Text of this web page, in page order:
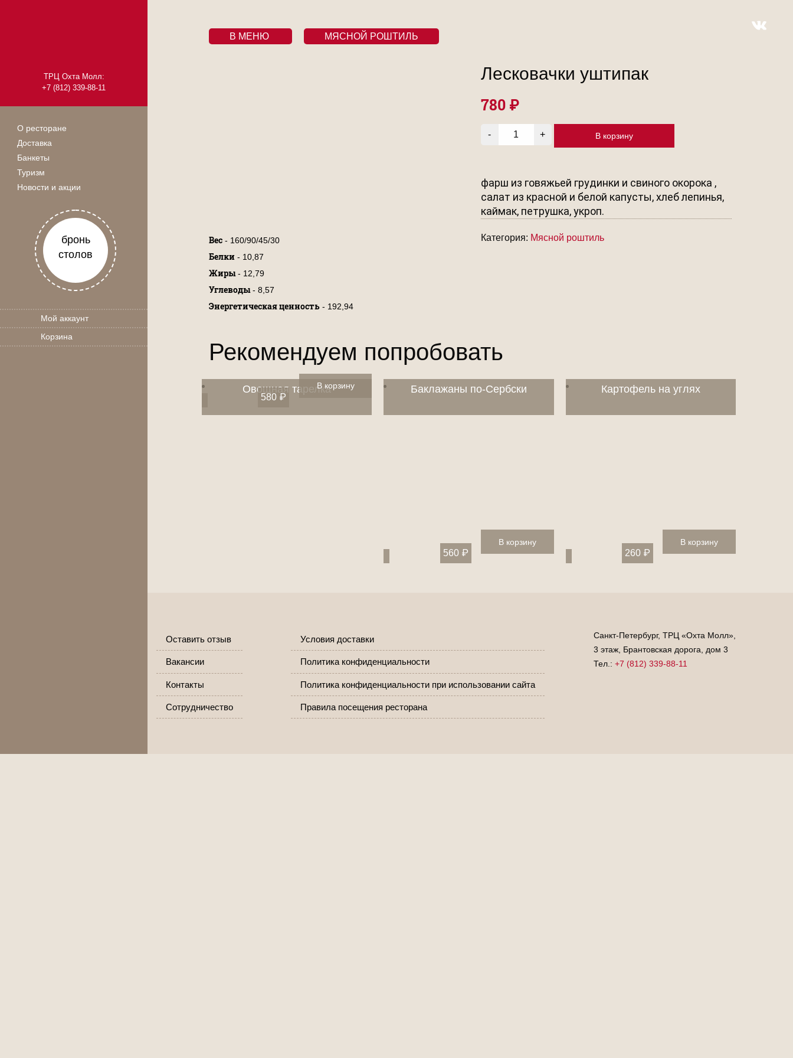
ТРЦ Охта Молл:
+7 (812) 339-88-11
О ресторане
Доставка
Банкеты
Туризм
Новости и акции
бронь
столов
Мой аккаунт
Корзина
В МЕНЮ МЯСНОЙ РОШТИЛЬ
Вес - 160/90/45/30
Белки - 10,87
Жиры - 12,79
Углеводы - 8,57
Энергетическая ценность - 192,94
Лесковачки уштипак
780 ₽
В корзину
фарш из говяжьей грудинки и свиного окорока ,
салат из красной и белой капусты, хлеб лепинья,
каймак, петрушка, укроп.
Категория: Мясной роштиль
Рекомендуем попробовать
Овощная тарелка
580 ₽
В корзину Баклажаны по-Сербски
560 ₽
В корзину
Картофель на углях
260 ₽
В корзину
Оставить отзыв
Вакансии
Контакты
Сотрудничество
Условия доставки
Политика конфиденциальности
Политика конфиденциальности при использовании сайта
Правила посещения ресторана
Санкт-Петербург, ТРЦ «Охта Молл»,
3 этаж, Брантовская дорога, дом 3
Тел.: +7 (812) 339-88-11